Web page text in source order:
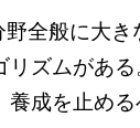
野全般に大
リズムがあ
成を止める